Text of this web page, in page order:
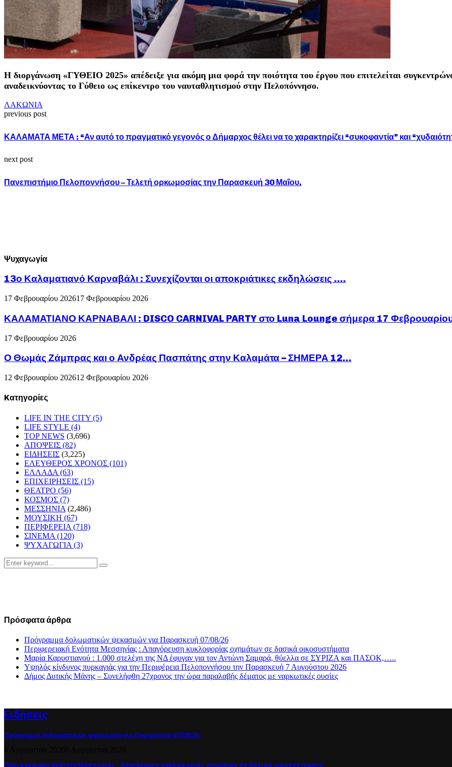
Η διοργάνωση «ΓΥΘΕΙΟ 2025» απέδειξε για ακόμη μια φορά την ποιότητα του έργου που επιτελείται
αναδεικνύοντας το Γύθειο ως επίκεντρο του ναυταθλητισμού στην Πελοπόννησο.
ΛΑΚΩΝΙΑ
previous post
ΚΑΛΑΜΑΤΑ ΜΕΤΑ : “Αν αυτό το πραγματικό γεγονός ο Δήμαρχος θέλει να το χαρακτηρίζει “συκοφαντία” και
next post
Πανεπιστήμιο Πελοποννήσου – Τελετή ορκωμοσίας την Παρασκευή 30 Μαΐου.
Ψυχαγωγία
13ο Καλαματιανό Καρναβάλι : Συνεχίζονται οι αποκριάτικες εκδηλώσεις ….
17 Φεβρουαρίου 202617 Φεβρουαρίου 2026
ΚΑΛΑΜΑΤΙΑΝΟ ΚΑΡΝΑΒΑΛΙ : DISCO CARNIVAL PARTY στο Luna Lounge σήμερα 17
17 Φεβρουαρίου 2026
Ο Θωμάς Ζάμπρας και ο Ανδρέας Πασπάτης στην Καλαμάτα – ΣΗΜΕΡΑ 12...
12 Φεβρουαρίου 202612 Φεβρουαρίου 2026
Kατηγορίες
LIFE IN THE CITY (5)
LIFE STYLE (4)
TOP NEWS (3,696)
ΑΠΟΨΕΙΣ (82)
ΕΙΔΗΣΕΙΣ (3,225)
ΕΛΕΥΘΕΡΟΣ ΧΡΟΝΟΣ (101)
ΕΛΛΑΔΑ (63)
ΕΠΙΧΕΙΡΗΣΕΙΣ (15)
ΘΕΑΤΡΟ (56)
ΚΟΣΜΟΣ (7)
ΜΕΣΣΗΝΙΑ (2,486)
ΜΟΥΣΙΚΗ (67)
ΠΕΡΙΦΕΡΕΙΑ (718)
ΣΙΝΕΜΑ (120)
ΨΥΧΑΓΩΓΙΑ (3)
Search
for:
Search
Πρόσφατα άρθρα
Πρόγραμμα δολωματικών ψεκασμών για Παρασκευή 07/08/26
Περιφερειακή Ενότητα Μεσσηνίας : Απαγόρευση κυκλοφορίας οχημάτων σε δασικά οικοσυστήματα
Μαρία Καρυστιανού : 1.000 στελέχη της ΝΔ έφυγαν για τον Αντώνη Σαμαρά, θύελλα σε ΣΥΡΙΖΑ και ΠΑΣΟΚ,…..
Υψηλός κίνδυνος πυρκαγιάς για την Περιφέρεια Πελοποννήσου την Παρασκευή 7 Αυγούστου 2026
Δήμος Δυτικής Μάνης – Συνελήφθη 27χρονος την ώρα παραλαβής δέματος με ναρκωτικές ουσίες
Ειδήσεις
Πρόγραμμα δολωματικών ψεκασμών για Παρασκευή 07/08/26
Περιφερειακή Ενότητα Μεσσηνίας : Απαγόρευση κυκλοφορίας οχημάτων σε δασικά οικοσυστήματα